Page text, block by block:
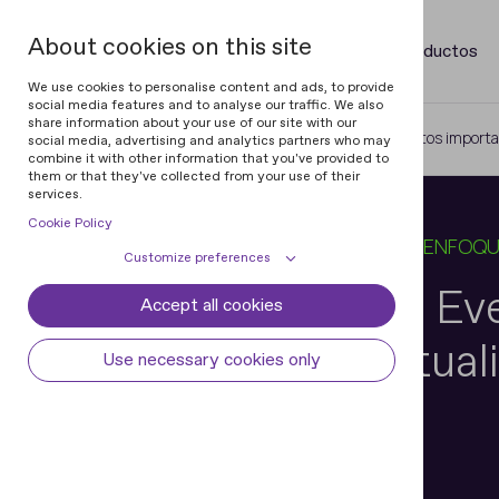
About cookies on this site
We use cookies to personalise content and ads, to provide
social media features and to analyse our traffic. We also
share information about your use of our site with our
social media, advertising and analytics partners who may
combine it with other information that you've provided to
them or that they've collected from your use of their
services.
Cookie Policy
Customize preferences
Cookie settings Cookie declaration
Some cookies are required to provide core
Accept all cookies
Use necessary cookies only
Productos
Home Blog 2025 en Regula: Eventos
10 FEB 2026 14 MIN PARA LEER EL
2025 en Regula:
importantes,